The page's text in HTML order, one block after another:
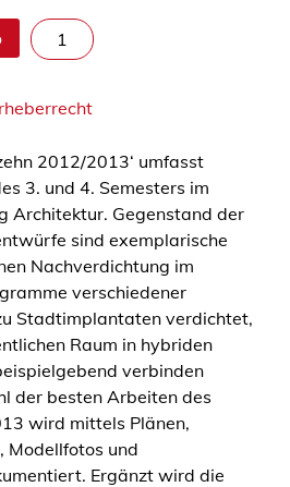
d
e
z
e
h
n
2
0
1
2
/
2
0
1
3
2012/2013‘ umfasst
3. und 4. Semesters im
Architektur. Gegenstand der
sind exemplarische
Nachverdichtung im
verschiedener
Stadtimplantaten verdichtet,
Raum in hybriden
verbinden
der besten Arbeiten des
wird mittels Plänen,
Modellfotos und
Ergänzt wird die